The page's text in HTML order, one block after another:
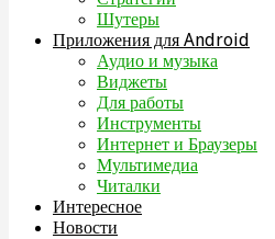
Шутеры
Приложения для Android
Аудио и музыка
Виджеты
Для работы
Инструменты
Интернет и Браузеры
Мультимедиа
Читалки
Интересное
Новости